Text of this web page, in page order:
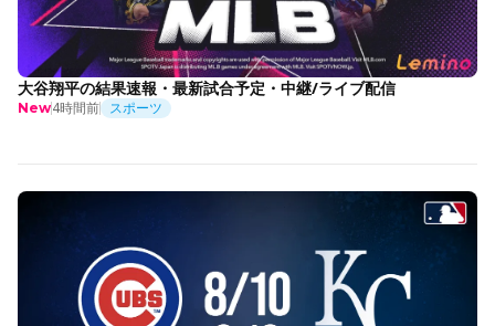
大谷翔平の結果速報・最新試合予定・中継/ライブ配信
New4時間前 スポーツ